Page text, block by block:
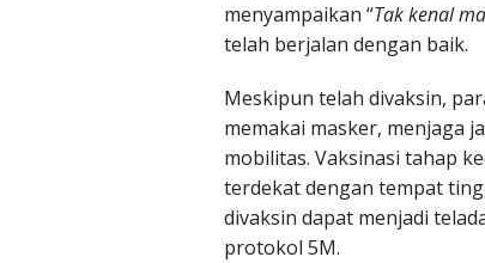
menyampaikan “Tak kenal
telah berjalan dengan baik.
Meskipun telah divaksin,
memakai masker, menjaga
mobilitas. Vaksinasi tahap
terdekat dengan tempat
divaksin dapat menjadi
protokol 5M.